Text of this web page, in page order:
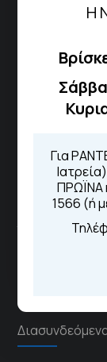
Η
Για
ΠΡΩΪΝΑ
1566 (ή
Για
ΓΝΑ
Το
ιδρύματα και
ειδικών